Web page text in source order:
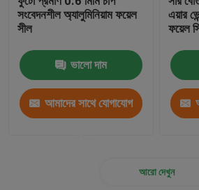
সংবেদনশীল অ্যালুমিনিয়াম ফয়েল
সীল
ভালো দাম
আমাদের সাথে যোগাযোগ
এয়ার
ফয়েল
আরো দেখুন